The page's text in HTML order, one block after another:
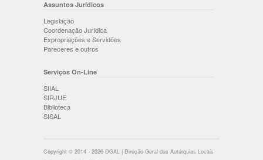
Assuntos Jurídicos
Legislação
Coordenação Jurídica
Expropriações e Servidões
Pareceres e outros
Serviços On-Line
SIIAL
SIRJUE
Biblioteca
SISAL
Copyright © 2014 - 2026 DGAL | Direção-Geral das Autarquias Locais